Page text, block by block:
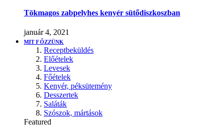
Tökmagos zabpelyhes kenyér sütődiszkoszban
január 4, 2021
MIT FŐZZÜNK
Receptbeküldés
Előételek
Levesek
Főételek
Kenyér, péksütemény
Desszertek
Saláták
Szószok, mártások
Featured